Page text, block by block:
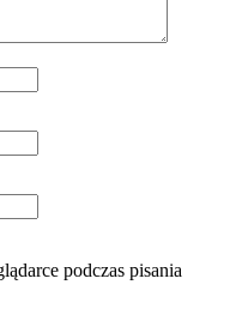
podczas pisania